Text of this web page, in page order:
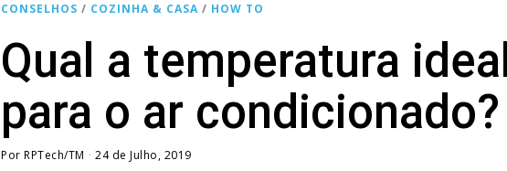
CONSELHOS / COZINHA & CASA / HOW TO
Qual a temperatura ideal
para o ar condicionado?
Por RPTech/TM 24 de Julho, 2019